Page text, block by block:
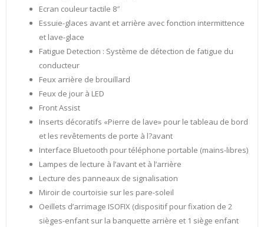
Ecran couleur tactile 8″
Essuie-glaces avant et arrière avec fonction intermittence
et lave-glace
Fatigue Detection : Système de détection de fatigue du
conducteur
Feux arrière de brouillard
Feux de jour à LED
Front Assist
Inserts décoratifs «Pierre de lave» pour le tableau de bord
et les revêtements de porte à l?avant
Interface Bluetooth pour téléphone portable (mains-libres)
Lampes de lecture à l’avant et à l’arrière
Lecture des panneaux de signalisation
Miroir de courtoisie sur les pare-soleil
Oeillets d’arrimage ISOFIX (dispositif pour fixation de 2
sièges-enfant sur la banquette arrière et 1 siège enfant